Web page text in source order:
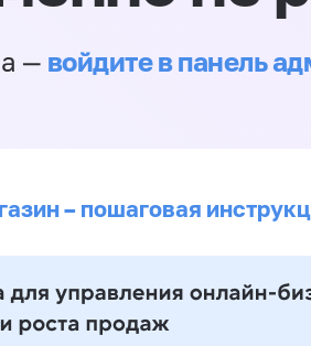
— войдите в панель
– пошаговая